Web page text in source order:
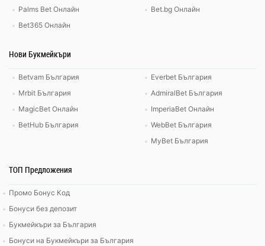
Palms Bet Онлайн
Bet365 Онлайн
Bet.bg Онлайн
Нови Букмейкъри
Betvam България
Mrbit България
MagicBet Онлайн
BetHub България
Everbet България
AdmiralBet България
ImperiaBet Онлайн
WebBet България
MyBet България
ТОП Предложения
Промо Бонус Код
Бонуси без депозит
Букмейкъри за България
Бонуси на Букмейкъри за България